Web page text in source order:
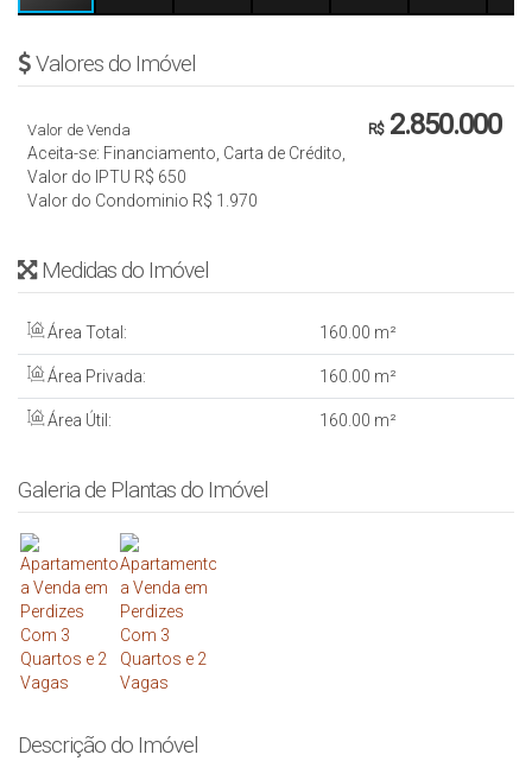
Valores do Imóvel
R$2.850.000
Valor de Venda
Aceita-se: Financiamento, Carta de Crédito,
Valor do IPTU R$ 650
Valor do Condominio R$ 1.970
Medidas do Imóvel
Área Total: 160.00 m²
Área Privada: 160.00 m²
Área Útil: 160.00 m²
Galeria de Plantas do Imóvel
Descrição do Imóvel